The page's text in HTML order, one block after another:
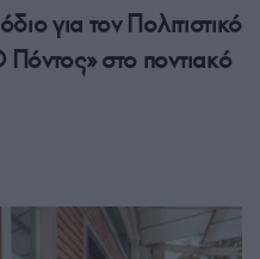
για τον Πολιτιστικό
στο ποντιακό